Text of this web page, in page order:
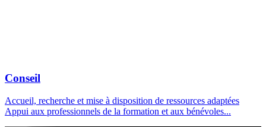
Conseil
Accueil, recherche et mise à disposition de ressources adaptées
Appui aux professionnels de la formation et aux bénévoles...